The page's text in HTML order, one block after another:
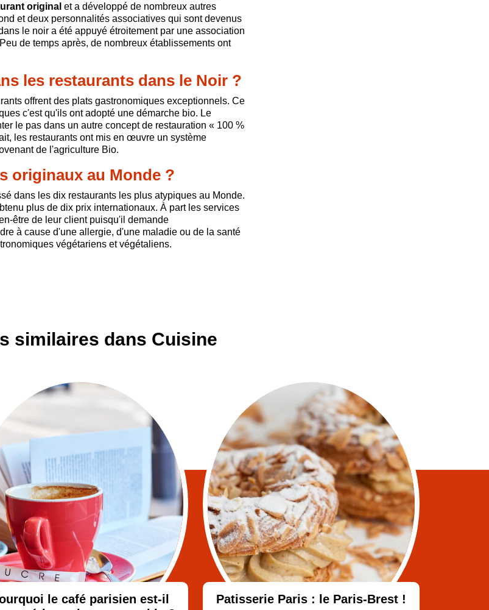
original et a développé de nombreux autres
et deux personnalités associatives qui sont devenus
le noir a été appuyé étroitement par une association
de temps après, de nombreux établissements ont
les restaurants dans le Noir ?
offrent des plats gastronomiques exceptionnels. Ce
c'est qu'ils ont adopté une démarche bio. Le
le pas dans un autre concept de restauration « 100 %
les restaurants ont mis en œuvre un système
de l'agriculture Bio.
originaux au Monde ?
dans les dix restaurants les plus atypiques au Monde.
plus de dix prix internationaux. À part les services
être de leur client puisqu'il demande
à cause d'une allergie, d'une maladie ou de la santé
végétariens et végétaliens.
similaires dans Cuisine
le café parisien est-il
Patisserie Paris : le Paris-Brest !